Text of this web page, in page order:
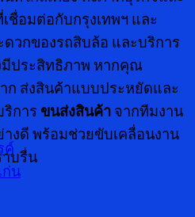
ชื่อมต่อกับกรุงเทพฯ และ
วกของรถสิบล้อ และบริการ
มีประสิทธิภาพ หากคุณ
ก ส่งสินค้าแบบประหยัดและ
การ ขนส่งสินค้า จากทีมงาน
งดี พร้อมช่วยขับเคลื่อนงาน
บรื่น
ค์
ก่น